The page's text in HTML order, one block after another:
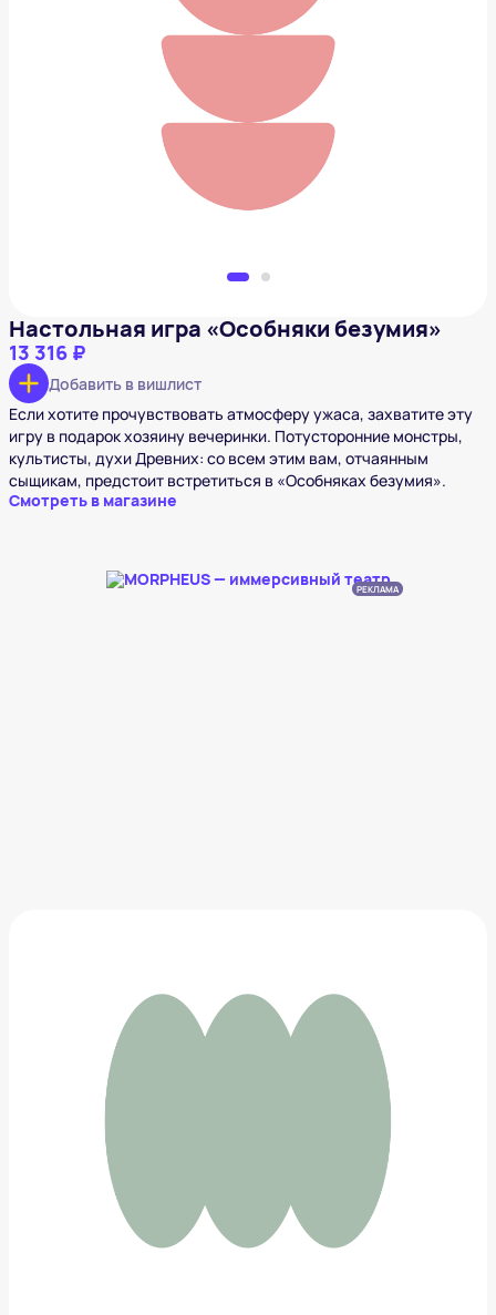
Настольная игра «Особняки безумия»
13 316 ₽
Настольная игра «Особняки безумия»
13 316 ₽
Добавить в вишлист
Если хотите прочувствовать атмосферу ужаса, захватите эту
игру в подарок хозяину вечеринки. Потусторонние монстры,
культисты, духи Древних: со всем этим вам, отчаянным
сыщикам, предстоит встретиться в «Особняках безумия».
Смотреть в магазине
РЕКЛАМА